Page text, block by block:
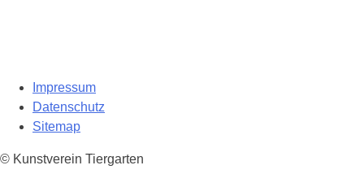
Impressum
Datenschutz
Sitemap
© Kunstverein Tiergarten